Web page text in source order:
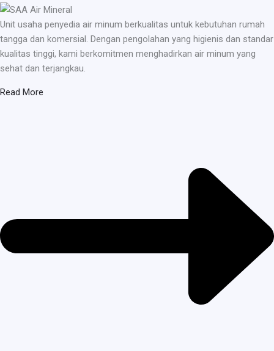
Unit usaha penyedia air minum berkualitas untuk kebutuhan rumah
tangga dan komersial. Dengan pengolahan yang higienis dan standar
kualitas tinggi, kami berkomitmen menghadirkan air minum yang
sehat dan terjangkau.
Read More